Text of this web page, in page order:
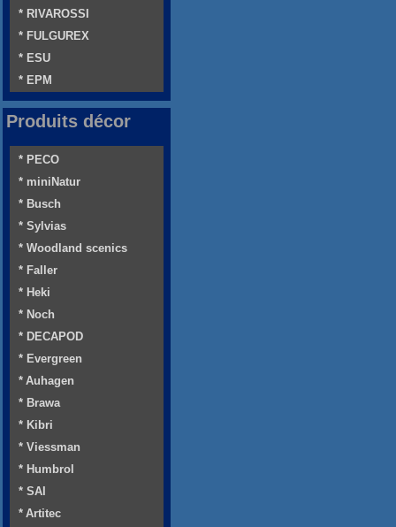
* RIVAROSSI
* FULGUREX
* ESU
* EPM
Produits décor
* PECO
* miniNatur
* Busch
* Sylvias
* Woodland scenics
* Faller
* Heki
* Noch
* DECAPOD
* Evergreen
* Auhagen
* Brawa
* Kibri
* Viessman
* Humbrol
* SAI
* Artitec